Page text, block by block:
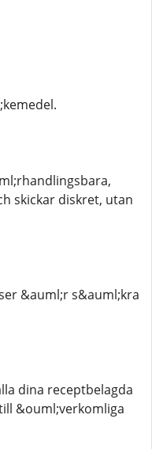
skickar diskret, utan
&auml;r s&auml;kra
dina receptbelagda
&ouml;verkomliga